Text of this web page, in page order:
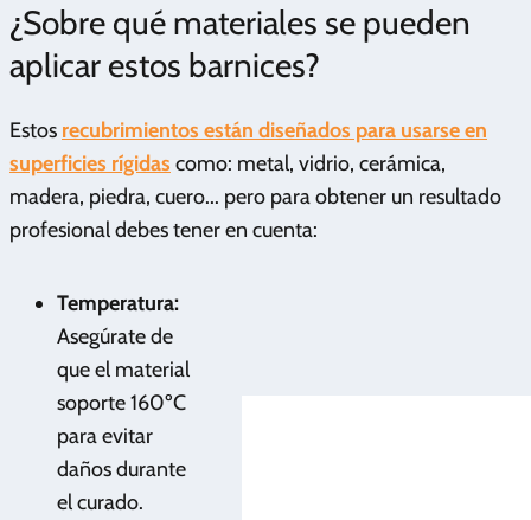
¿Sobre qué materiales se pueden
aplicar estos barnices?
Estos recubrimientos están diseñados para usarse en
superficies rígidas como: metal, vidrio, cerámica,
madera, piedra, cuero... pero para obtener un resultado
profesional debes tener en cuenta:
Temperatura:
Asegúrate de
que el material
soporte 160ºC
para evitar
daños durante
el curado.